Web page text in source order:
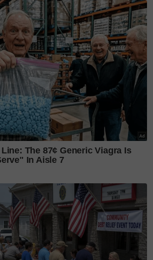
tersebut, doktor pakar
untuk melakukan pembedahan
menyelamatkan bayi.
mereka selamat dilahirkan dan
Rawatan Rapi Neonatal (NICU),
isteri dan kami berbual seperti
darahnya juga sudah normal. Namun,
keputusan imbasan
darah di kepala telah bengkak